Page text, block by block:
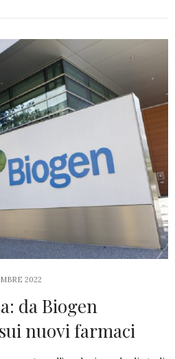
2022
da Biogen
nuovi farmaci